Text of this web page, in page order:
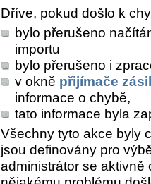
Dříve, pokud došlo k
bylo přerušeno
importu
bylo přerušeno i
v okně přijímače
informace o chybě,
tato informace byla
Všechny tyto akce byly
jsou definovány pro
administrátor se